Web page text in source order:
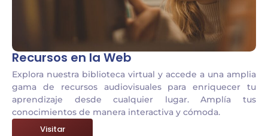
Recursos en la Web
Explora nuestra biblioteca virtual y accede a una amplia
gama de recursos audiovisuales para enriquecer tu
aprendizaje desde cualquier lugar. Amplía tus
conocimientos de manera interactiva y cómoda.
Visitar